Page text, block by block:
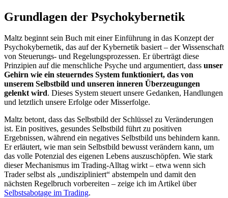
Grundlagen der Psychokybernetik
Maltz beginnt sein Buch mit einer Einführung in das Konzept der
Psychokybernetik, das auf der Kybernetik basiert – der Wissenschaft
von Steuerungs- und Regelungsprozessen. Er überträgt diese
Prinzipien auf die menschliche Psyche und argumentiert, dass unser
Gehirn wie ein steuerndes System funktioniert, das von
unserem Selbstbild und unseren inneren Überzeugungen
gelenkt wird. Dieses System steuert unsere Gedanken, Handlungen
und letztlich unsere Erfolge oder Misserfolge.
Maltz betont, dass das Selbstbild der Schlüssel zu Veränderungen
ist. Ein positives, gesundes Selbstbild führt zu positiven
Ergebnissen, während ein negatives Selbstbild uns behindern kann.
Er erläutert, wie man sein Selbstbild bewusst verändern kann, um
das volle Potenzial des eigenen Lebens auszuschöpfen. Wie stark
dieser Mechanismus im Trading-Alltag wirkt – etwa wenn sich
Trader selbst als „undiszipliniert“ abstempeln und damit den
nächsten Regelbruch vorbereiten – zeige ich im Artikel über
Selbstsabotage im Trading.